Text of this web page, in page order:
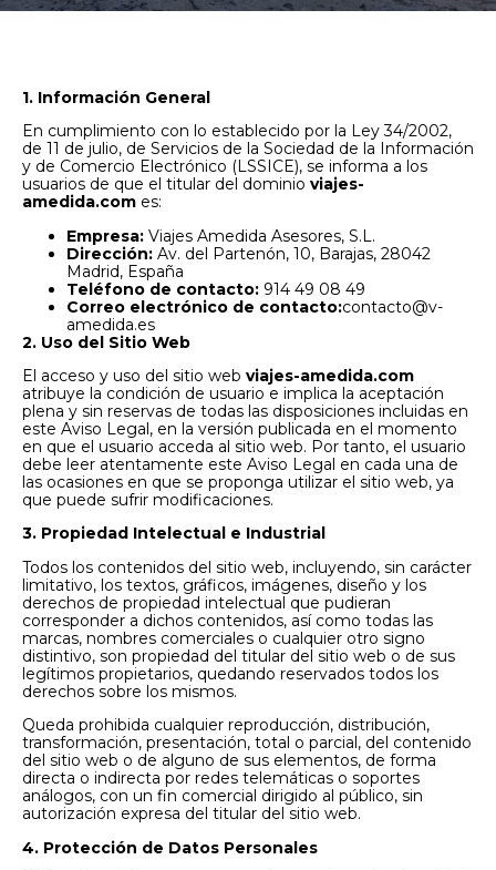
1. Información General
En cumplimiento con lo establecido por la Ley 34/2002,
de 11 de julio, de Servicios de la Sociedad de la Información
y de Comercio Electrónico (LSSICE), se informa a los
usuarios de que el titular del dominio viajes-
amedida.com es:
Empresa: Viajes Amedida Asesores, S.L.
Dirección: Av. del Partenón, 10, Barajas, 28042
Madrid, España
Teléfono de contacto: 914 49 08 49
Correo electrónico de contacto:contacto@v-
amedida.es
2. Uso del Sitio Web
El acceso y uso del sitio web viajes-amedida.com
atribuye la condición de usuario e implica la aceptación
plena y sin reservas de todas las disposiciones incluidas en
este Aviso Legal, en la versión publicada en el momento
en que el usuario acceda al sitio web. Por tanto, el usuario
debe leer atentamente este Aviso Legal en cada una de
las ocasiones en que se proponga utilizar el sitio web, ya
que puede sufrir modificaciones.
3. Propiedad Intelectual e Industrial
Todos los contenidos del sitio web, incluyendo, sin carácter
limitativo, los textos, gráficos, imágenes, diseño y los
derechos de propiedad intelectual que pudieran
corresponder a dichos contenidos, así como todas las
marcas, nombres comerciales o cualquier otro signo
distintivo, son propiedad del titular del sitio web o de sus
legítimos propietarios, quedando reservados todos los
derechos sobre los mismos.
Queda prohibida cualquier reproducción, distribución,
transformación, presentación, total o parcial, del contenido
del sitio web o de alguno de sus elementos, de forma
directa o indirecta por redes telemáticas o soportes
análogos, con un fin comercial dirigido al público, sin
autorización expresa del titular del sitio web.
4. Protección de Datos Personales